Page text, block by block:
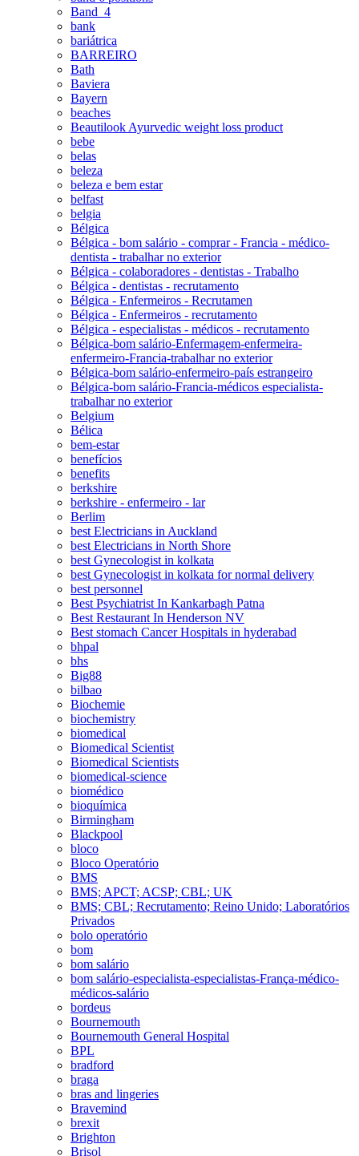
Band_4
bank
bariátrica
BARREIRO
Bath
Baviera
Bayern
beaches
Beautilook Ayurvedic weight loss product
bebe
belas
beleza
beleza e bem estar
belfast
belgia
Bélgica
Bélgica - bom salário - comprar - Francia - médico-
dentista - trabalhar no exterior
Bélgica - colaboradores - dentistas - Trabalho
Bélgica - dentistas - recrutamento
Bélgica - Enfermeiros - Recrutamen
Bélgica - Enfermeiros - recrutamento
Bélgica - especialistas - médicos - recrutamento
Bélgica-bom salário-Enfermagem-enfermeira-
enfermeiro-Francia-trabalhar no exterior
Bélgica-bom salário-enfermeiro-país estrangeiro
Bélgica-bom salário-Francia-médicos especialista-
trabalhar no exterior
Belgium
Bélica
bem-estar
benefícios
benefits
berkshire
berkshire - enfermeiro - lar
Berlim
best Electricians in Auckland
best Electricians in North Shore
best Gynecologist in kolkata
best Gynecologist in kolkata for normal delivery
best personnel
Best Psychiatrist In Kankarbagh Patna
Best Restaurant In Henderson NV
Best stomach Cancer Hospitals in hyderabad
bhpal
bhs
Big88
bilbao
Biochemie
biochemistry
biomedical
Biomedical Scientist
Biomedical Scientists
biomedical-science
biomédico
bioquímica
Birmingham
Blackpool
bloco
Bloco Operatório
BMS
BMS; APCT; ACSP; CBL; UK
BMS; CBL; Recrutamento; Reino Unido; Laboratórios
Privados
bolo operatório
bom
bom salário
bom salário-especialista-especialistas-França-médico-
médicos-salário
bordeus
Bournemouth
Bournemouth General Hospital
BPL
bradford
braga
bras and lingeries
Bravemind
brexit
Brighton
Brisol